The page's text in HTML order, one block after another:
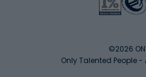
©2026
Only Talented People -